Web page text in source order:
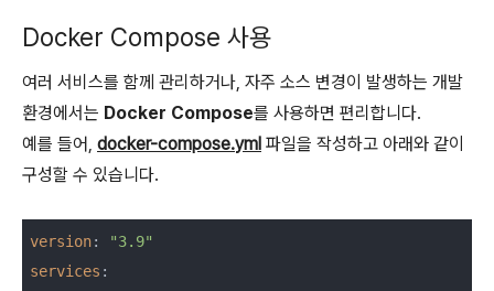
Docker Compose 사용
여러 서비스를 함께 관리하거나, 자주 소스 변경이 발생하는 개발
환경에서는 Docker Compose를 사용하면 편리합니다.
예를 들어, docker-compose.yml 파일을 작성하고 아래와 같이
구성할 수 있습니다.
version:
"3.9"
services :